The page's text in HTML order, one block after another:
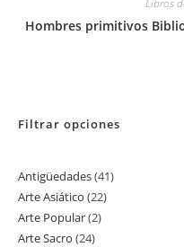
Libros
Hombres primitivos
Filtrar opciones
Antigüedades 4141
Arte Asiático 2222
Arte Popular 22
Arte Sacro 2424